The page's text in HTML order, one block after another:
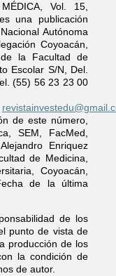
Vol. 15,
una publicación
Autónoma
Coyoacán,
la Facultad de
Escolar S/N, Del.
(55) 56 23 23 00
de este número,
SEM, FacMed,
Enriquez
de Medicina,
Coyoacán,
de la última
de los
punto de vista de
producción de los
la condición de
de autor.